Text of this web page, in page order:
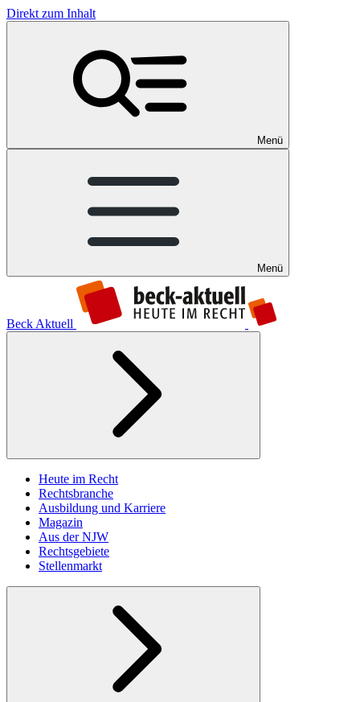
Direkt zum Inhalt
Menü
Menü
Beck Aktuell
Heute im Recht
Rechtsbranche
Ausbildung und Karriere
Magazin
Aus der NJW
Rechtsgebiete
Stellenmarkt